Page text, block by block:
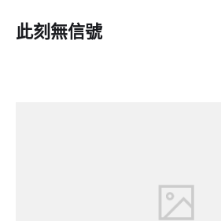
此刻無信號